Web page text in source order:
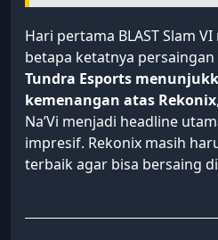
Hari pertama BLAST Slam
betapa ketatnya
Tundra Esports
kemenangan atas Rekonix
Na’Vi menjadi headline
impresif. Rekonix masih
terbaik agar bisa bersaing